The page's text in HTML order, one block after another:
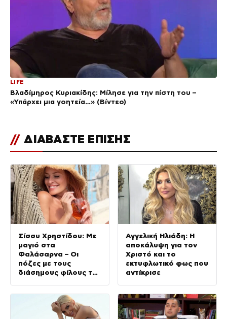
LIFE
Βλαδίμηρος Κυριακίδης: Μίλησε για την πίστη του –
«Υπάρχει μια γοητεία…» (Βίντεο)
// ΔΙΑΒΑΣΤΕ ΕΠΙΣΗΣ
Σίσσυ Χρηστίδου: Με
μαγιό στα
Φαλάσαρνα – Οι
πόζες με τους
διάσημους φίλους της
Αγγελική Ηλιάδη: Η
αποκάλυψη για τον
Χριστό και το
εκτυφλωτικό φως που
αντίκρισε